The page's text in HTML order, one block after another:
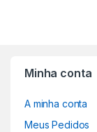
Minha conta
A minha conta
Meus Pedidos